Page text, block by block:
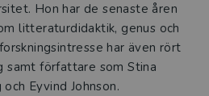
Hon har de senaste åren
litteraturdidaktik, genus och
har även rört
samt författare som Stina
Eyvind Johnson.